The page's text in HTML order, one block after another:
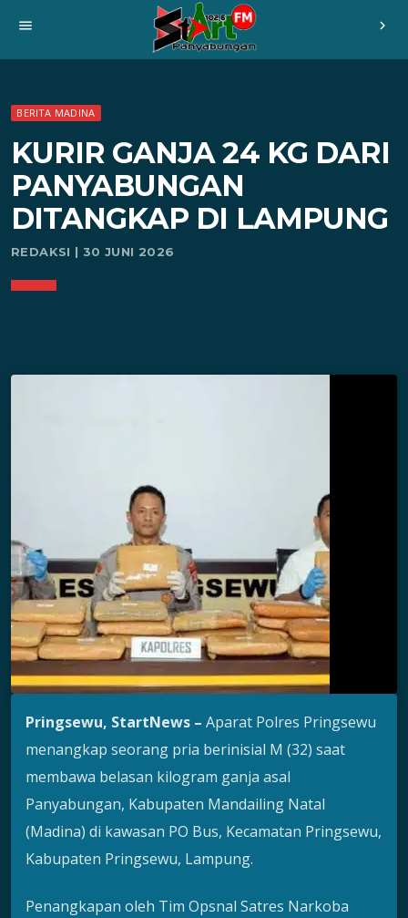
menu chevron_right
BERITA MADINA
KURIR GANJA 24 KG DARI
PANYABUNGAN
DITANGKAP DI LAMPUNG
REDAKSI | 30 JUNI 2026
Pringsewu, StartNews – Aparat Polres Pringsewu
menangkap seorang pria berinisial M (32) saat
membawa belasan kilogram ganja asal
Panyabungan, Kabupaten Mandailing Natal
(Madina) di kawasan PO Bus, Kecamatan Pringsewu,
Kabupaten Pringsewu, Lampung.
Penangkapan oleh Tim Opsnal Satres Narkoba